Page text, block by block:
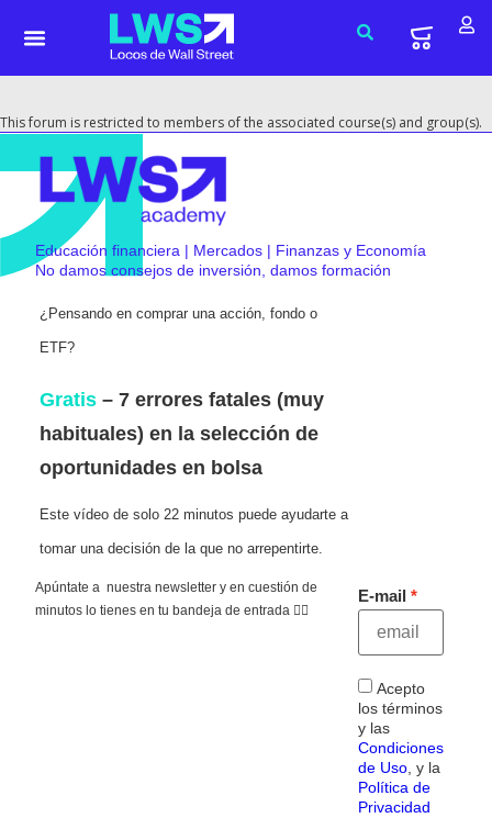
This forum is restricted to members of the associated course(s) and group(s).
Educación financiera | Mercados | Finanzas y Economía
No damos consejos de inversión, damos formación
¿Pensando en comprar una acción, fondo o
ETF?
Gratis – 7 errores fatales (muy
habituales) en la selección de
oportunidades en bolsa
Este vídeo de solo 22 minutos puede ayudarte a
tomar una decisión de la que no arrepentirte.
Apúntate a nuestra newsletter y en cuestión de
minutos lo tienes en tu bandeja de entrada 👇🏻
E-mail
Acepto
los términos
y las
Condiciones
de Uso, y la
Política de
Privacidad